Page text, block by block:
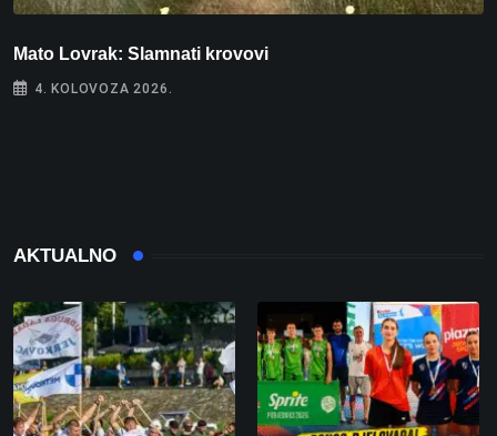
Mato Lovrak: Slamnati krovovi
4. KOLOVOZA 2026.
AKTUALNO